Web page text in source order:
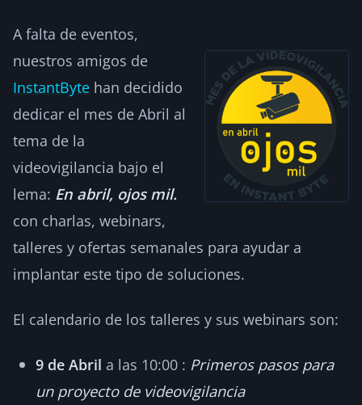
A falta de eventos,
nuestros amigos de
InstantByte han decidido
dedicar el mes de Abril al
tema de la
videovigilancia bajo el
lema: En abril, ojos mil.
con charlas, webinars,
talleres y ofertas semanales para ayudar a
implantar este tipo de soluciones.
El calendario de los talleres y sus webinars son:
9 de Abril a las 10:00 : Primeros pasos para
un proyecto de videovigilancia